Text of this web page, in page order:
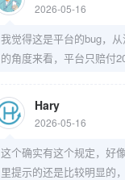
2026-05-16
我觉得这是平台的bug，
的角度来看，平台只赔付
了。
Hary
2026-05-16
这个确实有这个规定，好
里提示的还是比较明显的